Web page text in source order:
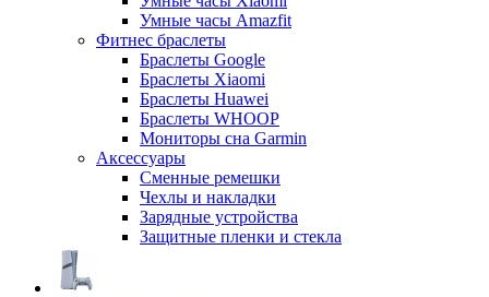
Умные часы Amazfit
Фитнес браслеты
Браслеты Google
Браслеты Xiaomi
Браслеты Huawei
Браслеты WHOOP
Мониторы сна Garmin
Аксессуары
Сменные ремешки
Чехлы и накладки
Зарядные устройства
Защитные пленки и стекла